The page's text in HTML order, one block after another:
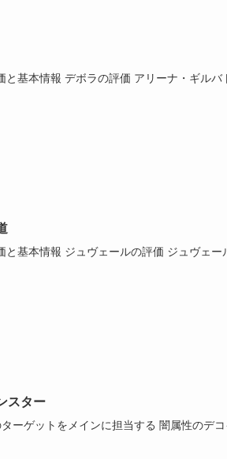
と基本情報 デボラの評価 アリーナ・ギルバ
と基本情報 ジュヴェールの評価 ジュヴェー
スター
ーゲットをメインに担当する 闇属性のデ